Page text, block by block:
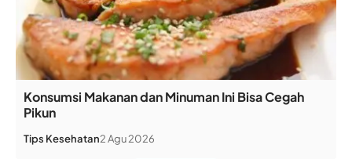
Konsumsi Makanan dan Minuman Ini Bisa Cegah
Pikun
Tips Kesehatan2 Agu 2026